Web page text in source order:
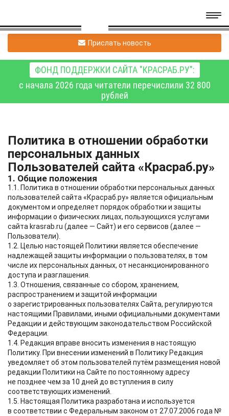
Прислать новость
ФОНД ПОДДЕРЖКИ САЙТА "КРАСРАБ.РУ":
с начала 2026 года читатели перечислили 32 800
рублей
Политика в отношении обработки
персональных данных
Пользователей сайта «Красраб.ру»
1. Общие положения
1.1. Политика в отношении обработки персональных данных
пользователей сайта «Красраб.ру» является официальным
документом и определяет порядок обработки и защиты
информации о физических лицах, пользующихся услугами
сайта krasrab.ru (далее — Сайт) и его сервисов (далее —
Пользователи).
1.2. Целью настоящей Политики является обеспечение
надлежащей защиты информации о пользователях, в том
числе их персональных данных, от несанкционированного
доступа и разглашения.
1.3. Отношения, связанные со сбором, хранением,
распространением и защитой информации
о зарегистрированных пользователях Сайта, регулируются
настоящими Правилами, иными официальными документами
Редакции и действующим законодательством Российской
Федерации.
1.4. Редакция вправе вносить изменения в настоящую
Политику. При внесении изменений в Политику Редакция
уведомляет об этом пользователей путём размещения новой
редакции Политики на Сайте по постоянному адресу
не позднее чем за 10 дней до вступления в силу
соответствующих изменений.
1.5. Настоящая Политика разработана и используется
в соответствии с Федеральным законом от 27.07.2006 года №